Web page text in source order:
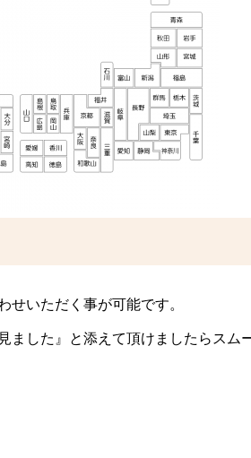
せいただく事が可能です。
した』と添えて頂けましたらスム